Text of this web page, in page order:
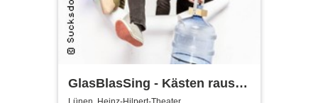
GlasBlasSing - Kästen raus,